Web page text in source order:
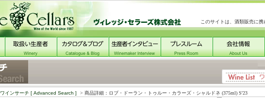
このサイトは、酒類販売に
ワインサーチ [ Advanced Search ] > 商品詳細：ロブ・ドーラン・トゥルー・カラーズ・シャルドネ (375ml) S'23